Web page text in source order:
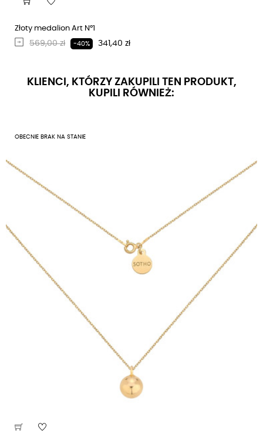
Złoty medalion Art N°1
Regularna cena
569,00 zł -40% Cena
341,40 zł
KLIENCI, KTÓRZY ZAKUPILI TEN PRODUKT,
KUPILI RÓWNIEŻ:
OBECNIE BRAK NA STANIE